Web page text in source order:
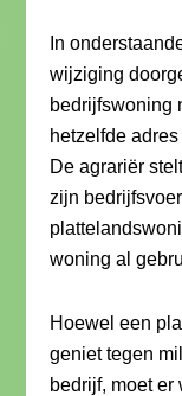
In
wijziging
bedrijfswoning
hetzelfde
De agrariër
zijn
woning al
Hoewel een
geniet tegen
bedrijf, moet